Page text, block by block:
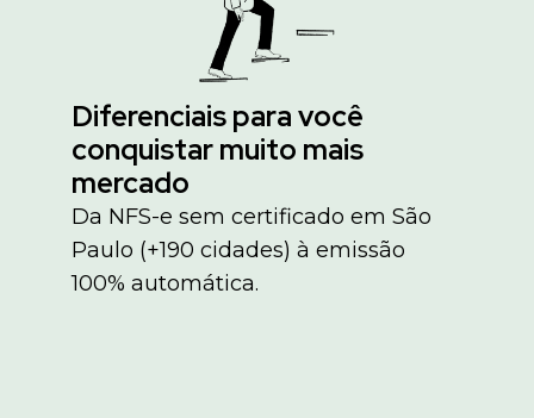
Diferenciais para você
conquistar muito mais
mercado
Da NFS-e sem certificado em São
Paulo (+190 cidades) à emissão
100% automática.